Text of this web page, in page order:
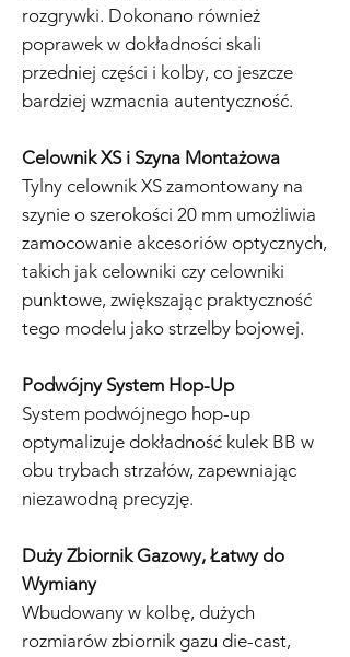
rozgrywki. Dokonano również
poprawek w dokładności skali
przedniej części i kolby, co jeszcze
bardziej wzmacnia autentyczność.
Celownik XS i Szyna Montażowa
Tylny celownik XS zamontowany na
szynie o szerokości 20 mm umożliwia
zamocowanie akcesoriów optycznych,
takich jak celowniki czy celowniki
punktowe, zwiększając praktyczność
tego modelu jako strzelby bojowej.
Podwójny System Hop-Up
System podwójnego hop-up
optymalizuje dokładność kulek BB w
obu trybach strzałów, zapewniając
niezawodną precyzję.
Duży Zbiornik Gazowy, Łatwy do
Wymiany
Wbudowany w kolbę, dużych
rozmiarów zbiornik gazu die-cast,